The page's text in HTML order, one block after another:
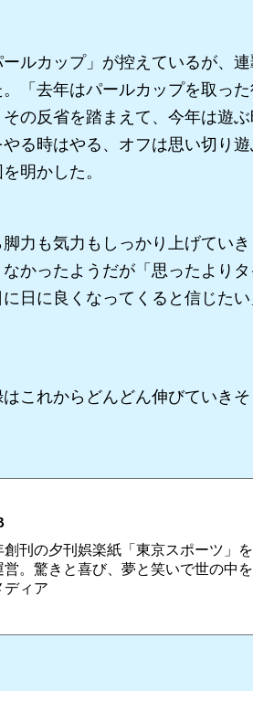
ルカップ」が控えているが、連
「去年はパールカップを取っ
の反省を踏まえて、今年は遊
る時はやる、オフは思い切り
明かした。
力も気力もしっかり上げてい
かったようだが「思ったより
日に良くなってくると信じた
これからどんどん伸びていきそ
創刊の夕刊娯楽紙「東京スポーツ」
営。驚きと喜び、夢と笑いで世の中
ディア